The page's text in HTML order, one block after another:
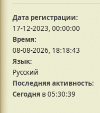
Дата регистрации:
17-12-2023, 00:00:00
Время:
08-08-2026, 18:18:43
Язык:
Русский
Последняя активность:
Сегодня в 05:30:39